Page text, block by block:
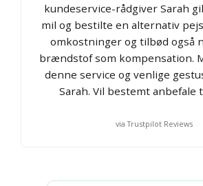
kundeservice-rådgiver Sarah
mil og bestilte en alternativ
omkostninger og tilbød også
brændstof som kompensation.
denne service og venlige
Sarah. Vil bestemt anbefale
via Trustpilot Reviews